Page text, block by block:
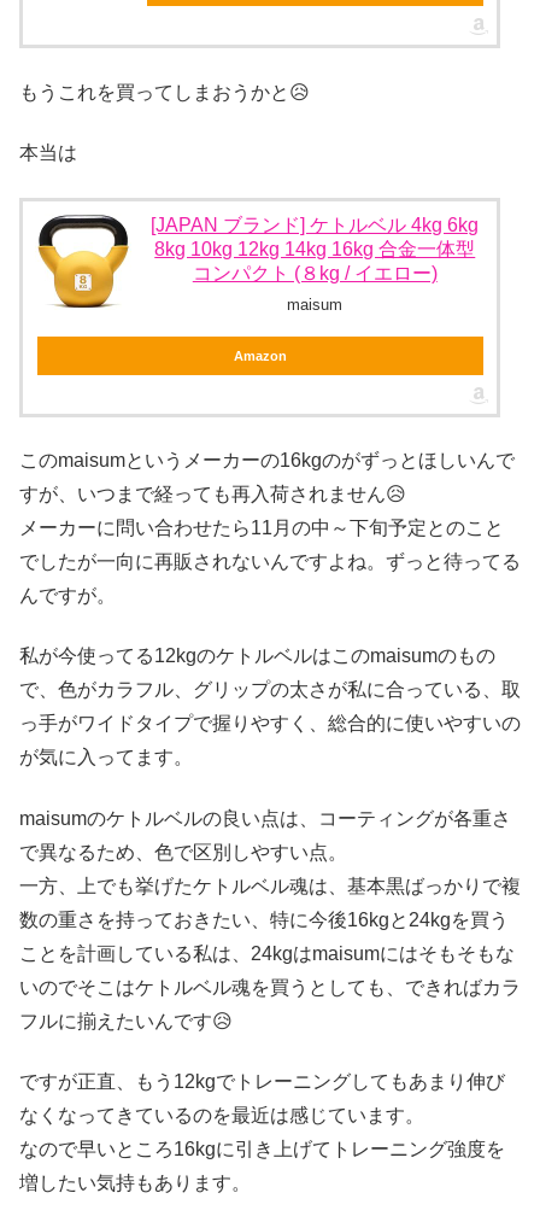
もうこれを買ってしまおうかと😥
本当は
[JAPAN ブランド] ケトルベル 4kg 6kg
8kg 10kg 12kg 14kg 16kg 合金一体型
コンパクト (８kg / イエロー)
maisum
Amazon
このmaisumというメーカーの16kgのがずっとほしいんで
すが、いつまで経っても再入荷されません😥
メーカーに問い合わせたら11月の中～下旬予定とのこと
でしたが一向に再販されないんですよね。ずっと待ってる
んですが。
私が今使ってる12kgのケトルベルはこのmaisumのもの
で、色がカラフル、グリップの太さが私に合っている、取
っ手がワイドタイプで握りやすく、総合的に使いやすいの
が気に入ってます。
maisumのケトルベルの良い点は、コーティングが各重さ
で異なるため、色で区別しやすい点。
一方、上でも挙げたケトルベル魂は、基本黒ばっかりで複
数の重さを持っておきたい、特に今後16kgと24kgを買う
ことを計画している私は、24kgはmaisumにはそもそもな
いのでそこはケトルベル魂を買うとしても、できればカラ
フルに揃えたいんです😥
ですが正直、もう12kgでトレーニングしてもあまり伸び
なくなってきているのを最近は感じています。
なので早いところ16kgに引き上げてトレーニング強度を
増したい気持もあります。